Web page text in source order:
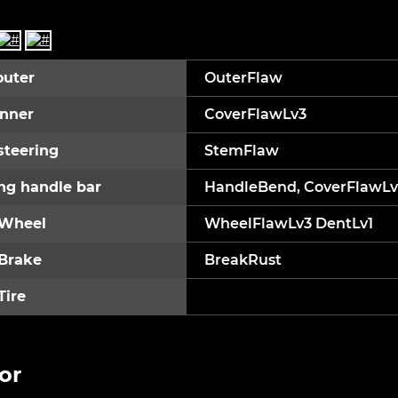
OuterFlaw
CoverFlawLv3
StemFlaw
handle bar HandleBend,
WheelFlawLv3 DentLv1
BreakRust